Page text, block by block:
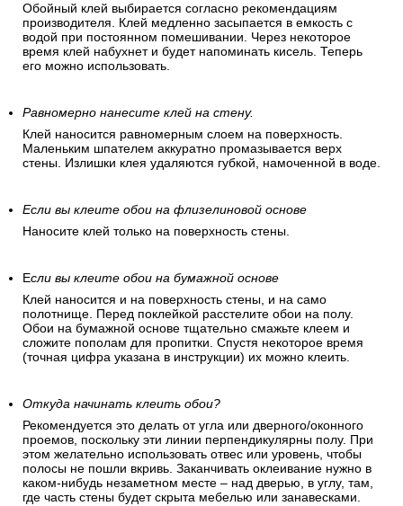
Обойный клей выбирается согласно рекомендациям
производителя. Клей медленно засыпается в емкость с
водой при постоянном помешивании. Через некоторое
время клей набухнет и будет напоминать кисель. Теперь
его можно использовать.
Равномерно нанесите клей на стену.
Клей наносится равномерным слоем на поверхность.
Маленьким шпателем аккуратно промазывается верх
стены. Излишки клея удаляются губкой, намоченной в воде.
Если вы клеите обои на флизелиновой основе
Наносите клей только на поверхность стены.
Если вы клеите обои на бумажной основе
Клей наносится и на поверхность стены, и на само
полотнище. Перед поклейкой расстелите обои на полу.
Обои на бумажной основе тщательно смажьте клеем и
сложите пополам для пропитки. Спустя некоторое время
(точная цифра указана в инструкции) их можно клеить.
Откуда начинать клеить обои?
Рекомендуется это делать от угла или дверного/оконного
проемов, поскольку эти линии перпендикулярны полу. При
этом желательно использовать отвес или уровень, чтобы
полосы не пошли вкривь. Заканчивать оклеивание нужно в
каком-нибудь незаметном месте – над дверью, в углу, там,
где часть стены будет скрыта мебелью или занавесками.